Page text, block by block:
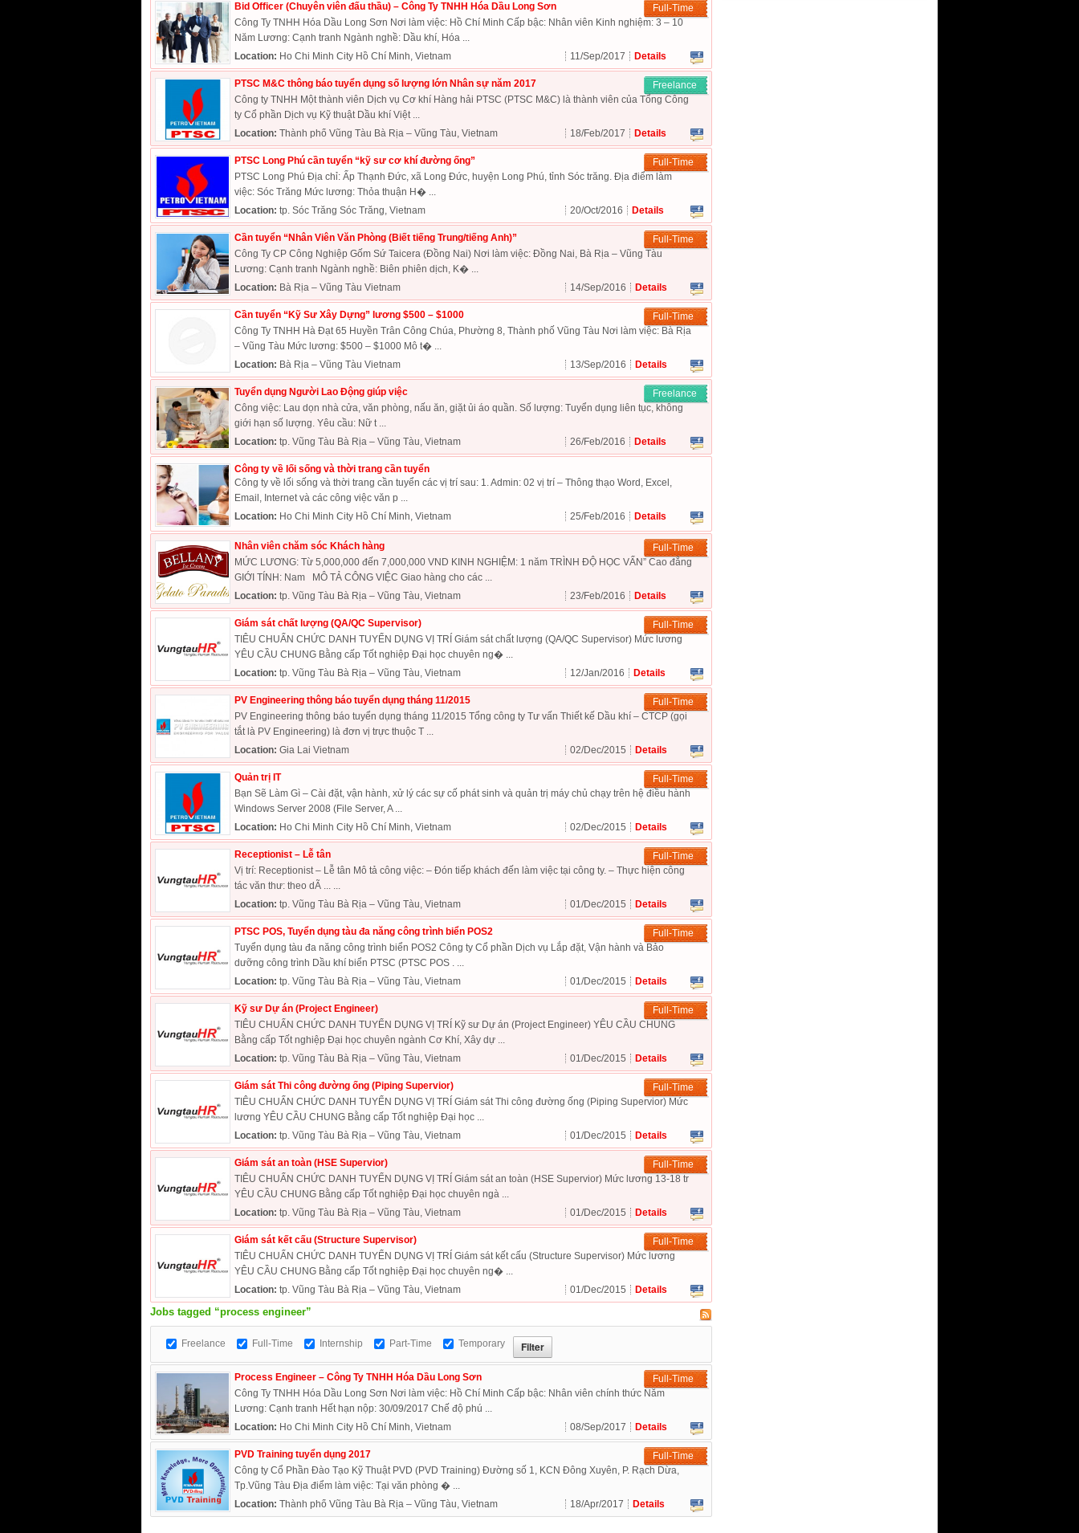
Bid Officer (Chuyên viên đấu thầu) – Công Ty TNHH Hóa Dầu Long Sơn
Full-Time
Công Ty TNHH Hóa Dầu Long Sơn Nơi làm việc: Hồ Chí Minh Cấp bậc: Nhân viên Kinh nghiệm: 3 – 10
Năm Lương: Cạnh tranh Ngành nghề: Dầu khí, Hóa ...
Location: Ho Chi Minh City Hồ Chí Minh, Vietnam 11/Sep/2017 Details
PTSC M&C thông báo tuyển dụng số lượng lớn Nhân sự năm 2017
Freelance
Công ty TNHH Một thành viên Dịch vụ Cơ khí Hàng hải PTSC (PTSC M&C) là thành viên của Tổng Công
ty Cổ phần Dịch vụ Kỹ thuật Dầu khí Việt ...
Location: Thành phố Vũng Tàu Bà Rịa – Vũng Tàu, Vietnam 18/Feb/2017 Details
PTSC Long Phú cần tuyển “kỹ sư cơ khí đường ống”
Full-Time
PTSC Long Phú Địa chỉ: Ấp Thạnh Đức, xã Long Đức, huyện Long Phú, tỉnh Sóc trăng. Địa điểm làm
việc: Sóc Trăng Mức lương: Thỏa thuận H� ...
Location: tp. Sóc Trăng Sóc Trăng, Vietnam 20/Oct/2016 Details
Cần tuyển “Nhân Viên Văn Phòng (Biết tiếng Trung/tiếng Anh)”
Full-Time
Công Ty CP Công Nghiệp Gốm Sứ Taicera (Đồng Nai) Nơi làm việc: Đồng Nai, Bà Rịa – Vũng Tàu
Lương: Cạnh tranh Ngành nghề: Biên phiên dịch, K� ...
Location: Bà Rịa – Vũng Tàu Vietnam 14/Sep/2016 Details
Cần tuyển “Kỹ Sư Xây Dựng” lương $500 – $1000
Full-Time
Công Ty TNHH Hà Đạt 65 Huyền Trân Công Chúa, Phường 8, Thành phố Vũng Tàu Nơi làm việc: Bà Rịa
– Vũng Tàu Mức lương: $500 – $1000 Mô t� ...
Location: Bà Rịa – Vũng Tàu Vietnam 13/Sep/2016 Details
Tuyển dụng Người Lao Động giúp việc
Freelance
Công việc: Lau dọn nhà cửa, văn phòng, nấu ăn, giặt ủi áo quần. Số lượng: Tuyển dụng liên tục, không
giới hạn số lượng. Yêu cầu: Nữ t ...
Location: tp. Vũng Tàu Bà Rịa – Vũng Tàu, Vietnam 26/Feb/2016 Details
Công ty về lối sống và thời trang cần tuyển
Công ty về lối sống và thời trang cần tuyển các vị trí sau: 1. Admin: 02 vị trí – Thông thạo Word, Excel,
Email, Internet và các công việc văn p ...
Location: Ho Chi Minh City Hồ Chí Minh, Vietnam 25/Feb/2016 Details
Nhân viên chăm sóc Khách hàng
Full-Time
MỨC LƯƠNG: Từ 5,000,000 đến 7,000,000 VND KINH NGHIỆM: 1 năm TRÌNH ĐỘ HỌC VẤN” Cao đẳng
GIỚI TÍNH: Nam MÔ TẢ CÔNG VIỆC Giao hàng cho các ...
Location: tp. Vũng Tàu Bà Rịa – Vũng Tàu, Vietnam 23/Feb/2016 Details
Giám sát chất lượng (QA/QC Supervisor)
Full-Time
TIÊU CHUẨN CHỨC DANH TUYỂN DỤNG VỊ TRÍ Giám sát chất lượng (QA/QC Supervisor) Mức lương
YÊU CẦU CHUNG Bằng cấp Tốt nghiệp Đại học chuyên ng� ...
Location: tp. Vũng Tàu Bà Rịa – Vũng Tàu, Vietnam 12/Jan/2016 Details
PV Engineering thông báo tuyển dụng tháng 11/2015
Full-Time
PV Engineering thông báo tuyển dụng tháng 11/2015 Tổng công ty Tư vấn Thiết kế Dầu khí – CTCP (gọi
tắt là PV Engineering) là đơn vị trực thuộc T ...
Location: Gia Lai Vietnam 02/Dec/2015 Details
Quản trị IT
Full-Time
Bạn Sẽ Làm Gì – Cài đặt, vận hành, xử lý các sự cố phát sinh và quản trị máy chủ chạy trên hệ điều hành
Windows Server 2008 (File Server, A ...
Location: Ho Chi Minh City Hồ Chí Minh, Vietnam 02/Dec/2015 Details
Receptionist – Lễ tân
Full-Time
Vị trí: Receptionist – Lễ tân Mô tả công việc: – Đón tiếp khách đến làm việc tại công ty. – Thực hiện công
tác văn thư: theo dÃ ... ...
Location: tp. Vũng Tàu Bà Rịa – Vũng Tàu, Vietnam 01/Dec/2015 Details
PTSC POS, Tuyển dụng tàu đa năng công trình biển POS2
Full-Time
Tuyển dụng tàu đa năng công trình biển POS2 Công ty Cổ phần Dịch vụ Lắp đặt, Vận hành và Bảo
dưỡng công trình Dầu khí biển PTSC (PTSC POS . ...
Location: tp. Vũng Tàu Bà Rịa – Vũng Tàu, Vietnam 01/Dec/2015 Details
Kỹ sư Dự án (Project Engineer)
Full-Time
TIÊU CHUẨN CHỨC DANH TUYỂN DỤNG VỊ TRÍ Kỹ sư Dự án (Project Engineer) YÊU CẦU CHUNG
Bằng cấp Tốt nghiệp Đại học chuyên ngành Cơ Khí, Xây dự ...
Location: tp. Vũng Tàu Bà Rịa – Vũng Tàu, Vietnam 01/Dec/2015 Details
Giám sát Thi công đường ống (Piping Supervior)
Full-Time
TIÊU CHUẨN CHỨC DANH TUYỂN DỤNG VỊ TRÍ Giám sát Thi công đường ống (Piping Supervior) Mức
lương YÊU CẦU CHUNG Bằng cấp Tốt nghiệp Đại học ...
Location: tp. Vũng Tàu Bà Rịa – Vũng Tàu, Vietnam 01/Dec/2015 Details
Giám sát an toàn (HSE Supervior)
Full-Time
TIÊU CHUẨN CHỨC DANH TUYỂN DỤNG VỊ TRÍ Giám sát an toàn (HSE Supervior) Mức lương 13-18 tr
YÊU CẦU CHUNG Bằng cấp Tốt nghiệp Đại học chuyên ngà ...
Location: tp. Vũng Tàu Bà Rịa – Vũng Tàu, Vietnam 01/Dec/2015 Details
Giám sát kết cấu (Structure Supervisor)
Full-Time
TIÊU CHUẨN CHỨC DANH TUYỂN DỤNG VỊ TRÍ Giám sát kết cấu (Structure Supervisor) Mức lương
YÊU CẦU CHUNG Bằng cấp Tốt nghiệp Đại học chuyên ng� ...
Location: tp. Vũng Tàu Bà Rịa – Vũng Tàu, Vietnam 01/Dec/2015 Details
Jobs tagged “process engineer”
Freelance Full-Time Internship Part-Time Temporary
Process Engineer – Công Ty TNHH Hóa Dầu Long Sơn
Full-Time
Công Ty TNHH Hóa Dầu Long Sơn Nơi làm việc: Hồ Chí Minh Cấp bậc: Nhân viên chính thức Năm
Lương: Cạnh tranh Hết hạn nộp: 30/09/2017 Chế độ phú ...
Location: Ho Chi Minh City Hồ Chí Minh, Vietnam 08/Sep/2017 Details
PVD Training tuyển dụng 2017
Full-Time
Công ty Cổ Phần Đào Tạo Kỹ Thuật PVD (PVD Training) Đường số 1, KCN Đông Xuyên, P. Rạch Dừa,
Tp.Vũng Tàu Địa điểm làm việc: Tại văn phòng � ...
Location: Thành phố Vũng Tàu Bà Rịa – Vũng Tàu, Vietnam 18/Apr/2017 Details